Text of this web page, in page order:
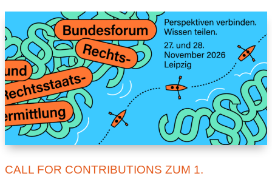
CALL FOR CONTRIBUTIONS ZUM 1.